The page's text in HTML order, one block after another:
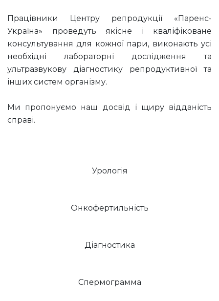
Працівники Центру репродукції «Паренс-
Україна» проведуть якісне і кваліфіковане
консультування для кожної пари, виконають усі
необхідні лабораторні дослідження та
ультразвукову діагностику репродуктивної та
інших систем організму.
Ми пропонуємо наш досвід і щиру відданість
справі.
Урологія
Онкофертильність
Діагностика
Спермограмма